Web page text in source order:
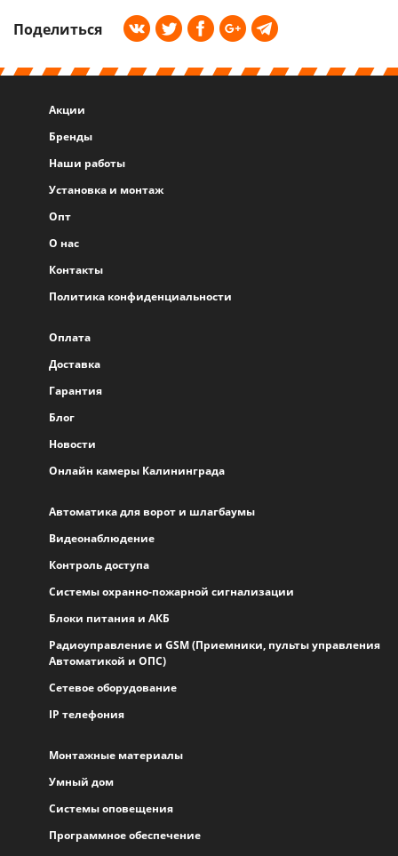
Поделиться
Акции
Бренды
Наши работы
Установка и монтаж
Опт
О нас
Контакты
Политика конфиденциальности
Оплата
Доставка
Гарантия
Блог
Новости
Онлайн камеры Калининграда
Автоматика для ворот и шлагбаумы
Видеонаблюдение
Контроль доступа
Системы охранно-пожарной сигнализации
Блоки питания и АКБ
Радиоуправление и GSM (Приемники, пульты управления
Автоматикой и ОПС)
Сетевое оборудование
IP телефония
Монтажные материалы
Умный дом
Системы оповещения
Программное обеспечение